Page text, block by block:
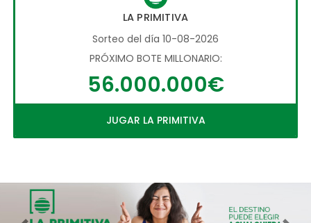
LA PRIMITIVA
Sorteo del día 10-08-2026
PRÓXIMO BOTE MILLONARIO:
56.000.000€
JUGAR LA PRIMITIVA